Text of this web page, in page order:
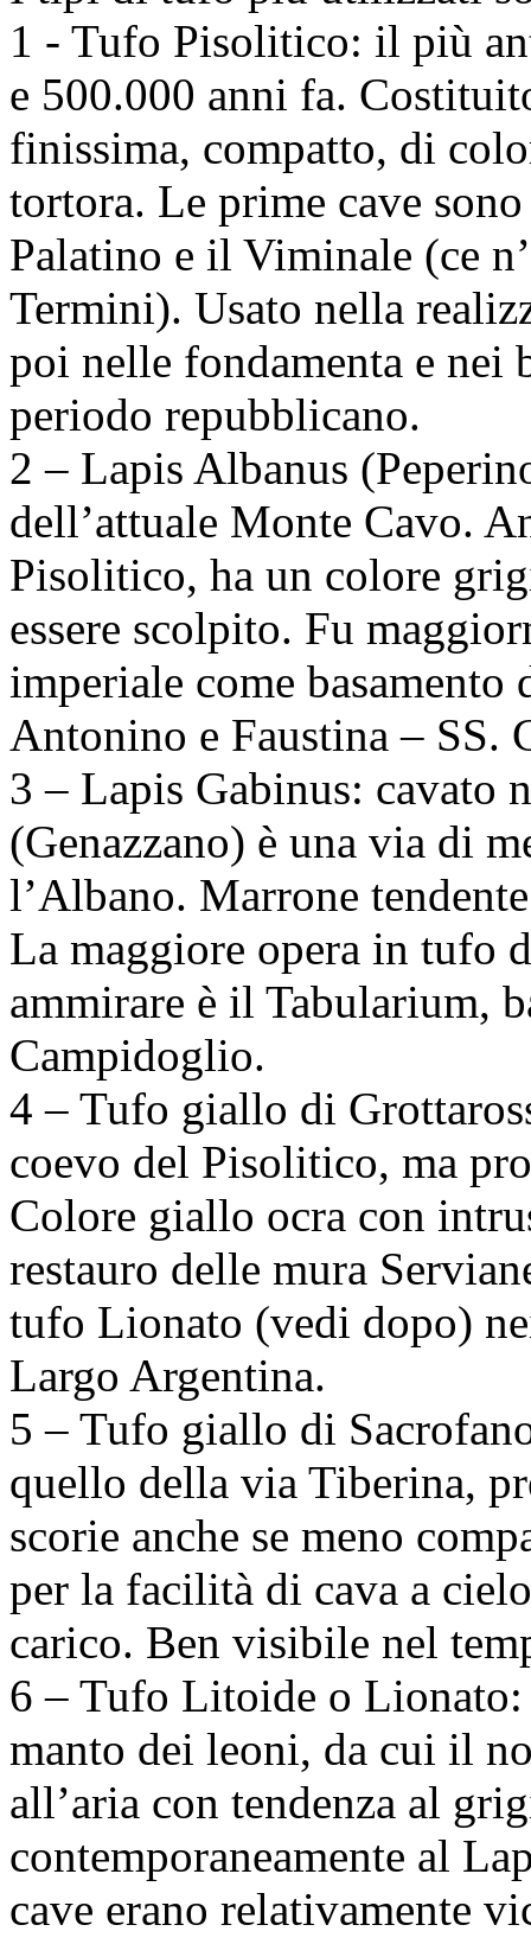
1 - Tufo Pisolitico: il più
e 500.000 anni fa.
finissima, compatto, di
tortora. Le prime cave
Palatino e il Viminale (ce
Termini). Usato nella
poi nelle fondamenta e nei
periodo repubblicano.
2 – Lapis Albanus
dell’attuale Monte Cavo.
Pisolitico, ha un colore
essere scolpito. Fu
imperiale come
Antonino e Faustina – SS.
3 – Lapis Gabinus: cavato
(Genazzano) è una via di
l’Albano. Marrone
La maggiore opera in tufo
ammirare è il Tabularium,
Campidoglio.
4 – Tufo giallo di
coevo del Pisolitico, ma
Colore giallo ocra con
restauro delle mura
tufo Lionato (vedi dopo)
Largo Argentina.
5 – Tufo giallo di
quello della via Tiberina,
scorie anche se meno
per la facilità di cava a
carico. Ben visibile nel
6 – Tufo Litoide o
manto dei leoni, da cui il
all’aria con tendenza al
contemporaneamente al
cave erano relativamente